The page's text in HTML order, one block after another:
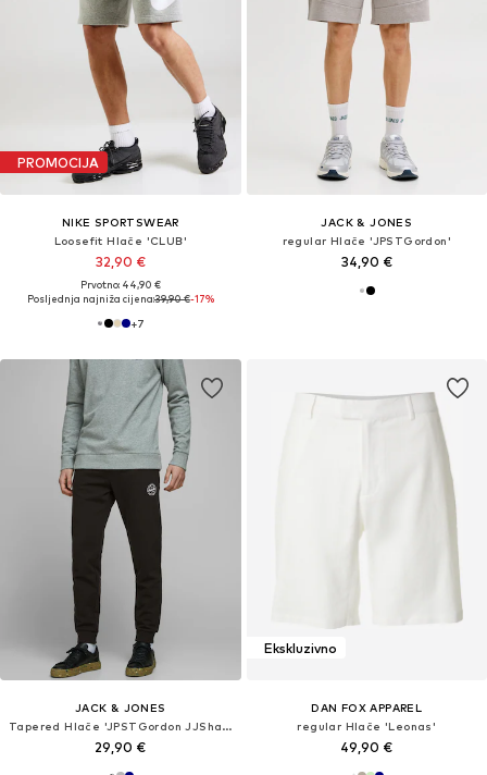
PROMOCIJA
NIKE SPORTSWEAR
Loosefit Hlače 'CLUB'
32,90 €
Prvotno: 44,90 €
Posljednja najniža cijena:39,90 €-17%
+7
JACK & JONES
regular Hlače 'JPSTGordon'
34,90 €
JACK & JONES
Tapered Hlače 'JPSTGordon JJShark'
29,90 €
Ekskluzivno
DAN FOX APPAREL
regular Hlače 'Leonas'
49,90 €